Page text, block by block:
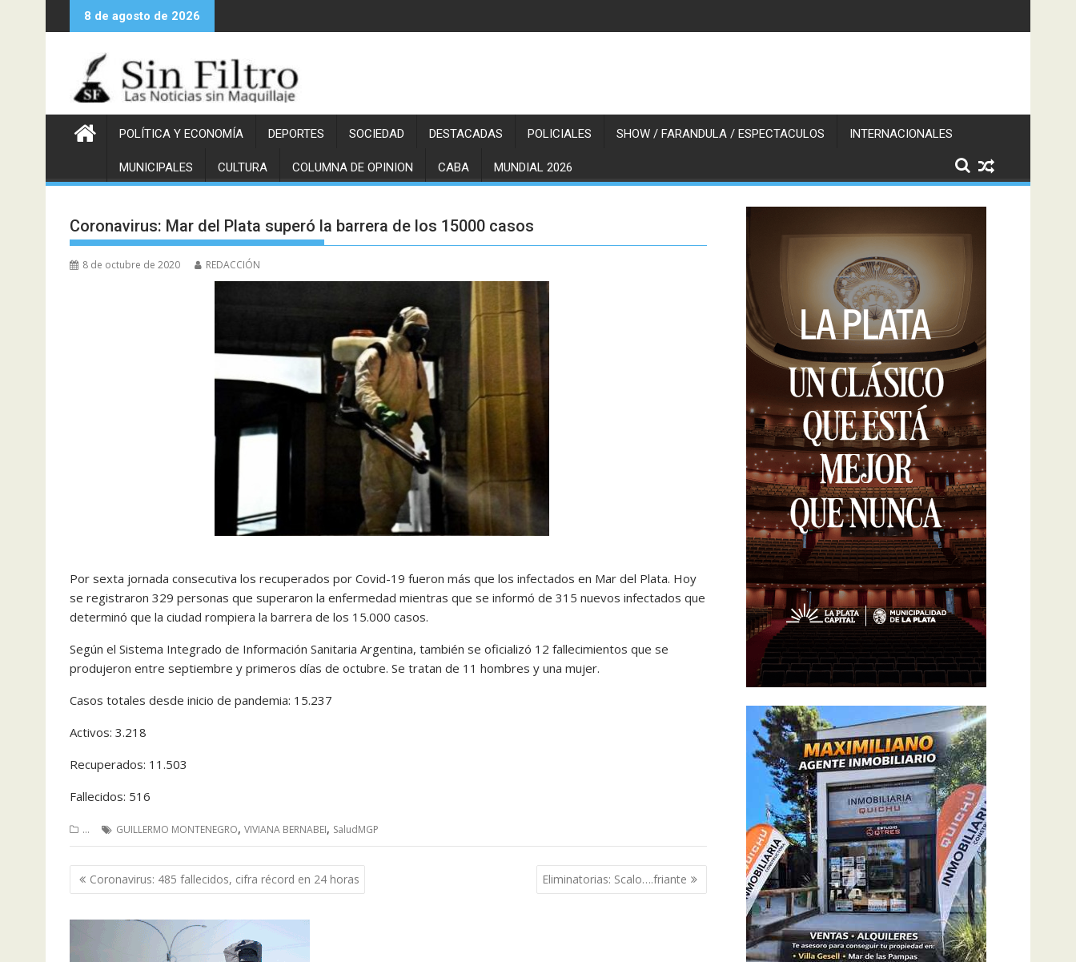
al
8 de agosto de 2026
POLÍTICA Y ECONOMÍA DEPORTES SOCIEDAD DESTACADAS POLICIALES SHOW / FARANDULA / ESPECTACULOS INTERNACIONALES
MUNICIPALES CULTURA COLUMNA DE OPINION CABA MUNDIAL 2026
Coronavirus: Mar del Plata superó la barrera de los 15000 casos
8 de octubre de 2020 REDACCIÓN
Por sexta jornada consecutiva los recuperados por Covid-19 fueron más que los infectados en Mar del Plata. Hoy
se registraron 329 personas que superaron la enfermedad mientras que se informó de 315 nuevos infectados que
determinó que la ciudad rompiera la barrera de los 15.000 casos.
Según el Sistema Integrado de Información Sanitaria Argentina, también se oficializó 12 fallecimientos que se
produjeron entre septiembre y primeros días de octubre. Se tratan de 11 hombres y una mujer.
Casos totales desde inicio de pandemia: 15.237
Activos: 3.218
Recuperados: 11.503
Fallecidos: 516
... GUILLERMO MONTENEGRO, VIVIANA BERNABEI, SaludMGP
Navegación
de
entradas
Coronavirus: 485 fallecidos, cifra récord en 24 horas Eliminatorias: Scalo….friante